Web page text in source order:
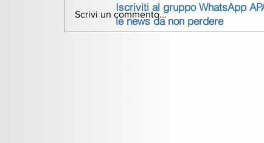
Scrivi un commento...
Iscriviti al gruppo WhatsApp
le news da non perdere